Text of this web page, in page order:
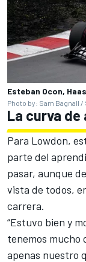
Esteban Ocon,
Photo by: Sam Bagnall
La curva
Para Lowdon,
parte del
pasar, aunque
vista de todos,
carrera.
“Estuvo bien y
tenemos mucho
apenas nuestro